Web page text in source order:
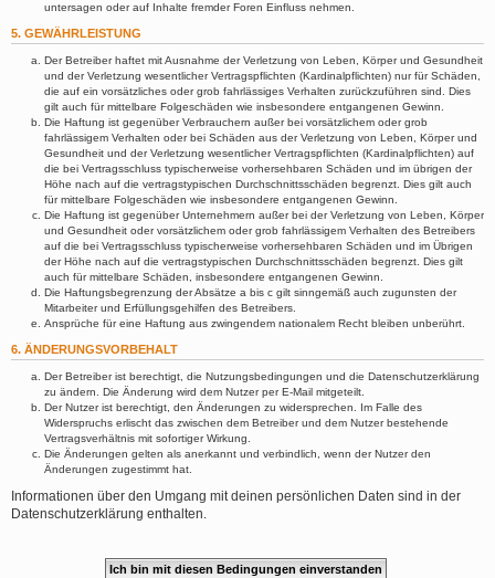
untersagen oder auf Inhalte fremder Foren Einfluss nehmen.
5. GEWÄHRLEISTUNG
Der Betreiber haftet mit Ausnahme der Verletzung von Leben, Körper und Gesundheit
und der Verletzung wesentlicher Vertragspflichten (Kardinalpflichten) nur für Schäden,
die auf ein vorsätzliches oder grob fahrlässiges Verhalten zurückzuführen sind. Dies
gilt auch für mittelbare Folgeschäden wie insbesondere entgangenen Gewinn.
Die Haftung ist gegenüber Verbrauchern außer bei vorsätzlichem oder grob
fahrlässigem Verhalten oder bei Schäden aus der Verletzung von Leben, Körper und
Gesundheit und der Verletzung wesentlicher Vertragspflichten (Kardinalpflichten) auf
die bei Vertragsschluss typischerweise vorhersehbaren Schäden und im übrigen der
Höhe nach auf die vertragstypischen Durchschnittsschäden begrenzt. Dies gilt auch
für mittelbare Folgeschäden wie insbesondere entgangenen Gewinn.
Die Haftung ist gegenüber Unternehmern außer bei der Verletzung von Leben, Körper
und Gesundheit oder vorsätzlichem oder grob fahrlässigem Verhalten des Betreibers
auf die bei Vertragsschluss typischerweise vorhersehbaren Schäden und im Übrigen
der Höhe nach auf die vertragstypischen Durchschnittsschäden begrenzt. Dies gilt
auch für mittelbare Schäden, insbesondere entgangenen Gewinn.
Die Haftungsbegrenzung der Absätze a bis c gilt sinngemäß auch zugunsten der
Mitarbeiter und Erfüllungsgehilfen des Betreibers.
Ansprüche für eine Haftung aus zwingendem nationalem Recht bleiben unberührt.
6. ÄNDERUNGSVORBEHALT
Der Betreiber ist berechtigt, die Nutzungsbedingungen und die Datenschutzerklärung
zu ändern. Die Änderung wird dem Nutzer per E-Mail mitgeteilt.
Der Nutzer ist berechtigt, den Änderungen zu widersprechen. Im Falle des
Widerspruchs erlischt das zwischen dem Betreiber und dem Nutzer bestehende
Vertragsverhältnis mit sofortiger Wirkung.
Die Änderungen gelten als anerkannt und verbindlich, wenn der Nutzer den
Änderungen zugestimmt hat.
Informationen über den Umgang mit deinen persönlichen Daten sind in der
Datenschutzerklärung enthalten.